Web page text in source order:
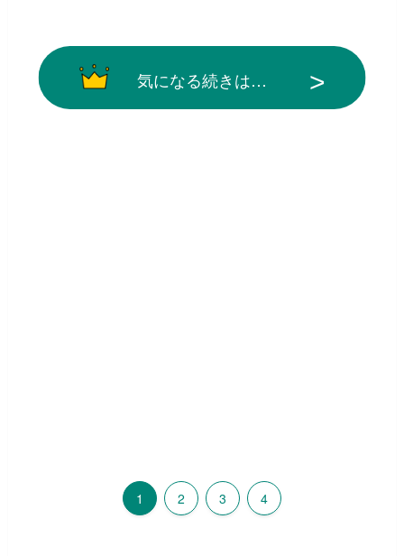
気になる続きは…
1 2 3 4